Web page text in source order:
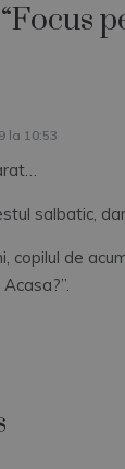
Focus
la 10:53
salbatic,
copilul de